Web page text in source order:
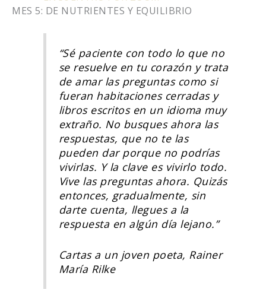
MES 5: DE NUTRIENTES Y EQUILIBRIO
“Sé paciente con todo lo que no
se resuelve en tu corazón y trata
de amar las preguntas como si
fueran habitaciones cerradas y
libros escritos en un idioma muy
extraño. No busques ahora las
respuestas, que no te las
pueden dar porque no podrías
vivirlas. Y la clave es vivirlo todo.
Vive las preguntas ahora. Quizás
entonces, gradualmente, sin
darte cuenta, llegues a la
respuesta en algún día lejano.”
Cartas a un joven poeta, Rainer
María Rilke